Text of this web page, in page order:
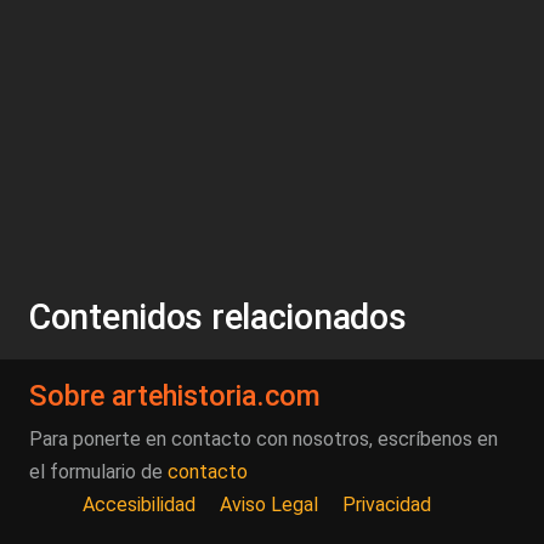
Contenidos relacionados
Sobre artehistoria.com
Para ponerte en contacto con nosotros, escríbenos en
el formulario de contacto
Accesibilidad
Aviso Legal Privacidad